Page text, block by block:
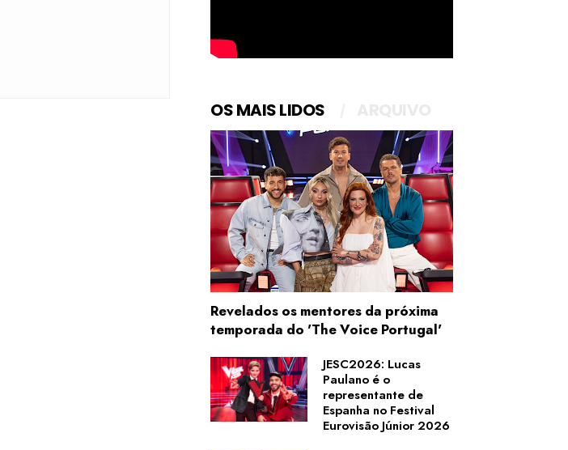
OS MAIS LIDOS
Revelados os mentores da próxima
temporada do 'The Voice Portugal'
JESC2026: Lucas
Paulano é o
representante de
Espanha no Festival
Eurovisão Júnior 2026